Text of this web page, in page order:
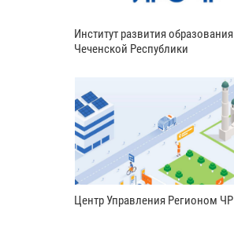
Институт развития образования
Чеченской Республики
Центр Управления Регионом ЧР